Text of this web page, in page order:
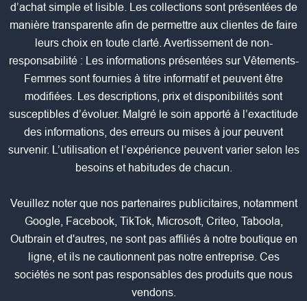
d’achat simple et lisible. Les collections sont présentées de
manière transparente afin de permettre aux clientes de faire
leurs choix en toute clarté. Avertissement de non-
responsabilité : Les informations présentées sur Vêtements-
Femmes sont fournies à titre informatif et peuvent être
modifiées. Les descriptions, prix et disponibilités sont
susceptibles d’évoluer. Malgré le soin apporté à l’exactitude
des informations, des erreurs ou mises à jour peuvent
survenir. L’utilisation et l’expérience peuvent varier selon les
besoins et habitudes de chacun.
Veuillez noter que nos partenaires publicitaires, notamment
Google, Facebook, TikTok, Microsoft, Criteo, Taboola,
Outbrain et d'autres, ne sont pas affiliés à notre boutique en
ligne, et ils ne cautionnent pas notre entreprise. Ces
sociétés ne sont pas responsables des produits que nous
vendons.